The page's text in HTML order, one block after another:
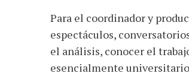
Para el coordinador y
espectáculos,
el análisis, conocer el
esencialmente